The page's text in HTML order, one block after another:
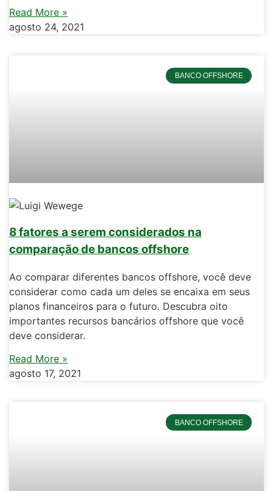
Read More »
agosto 24, 2021
BANCO OFFSHORE
8 fatores a serem considerados na
comparação de bancos offshore
Ao comparar diferentes bancos offshore, você deve
considerar como cada um deles se encaixa em seus
planos financeiros para o futuro. Descubra oito
importantes recursos bancários offshore que você
deve considerar.
Read More »
agosto 17, 2021
BANCO OFFSHORE